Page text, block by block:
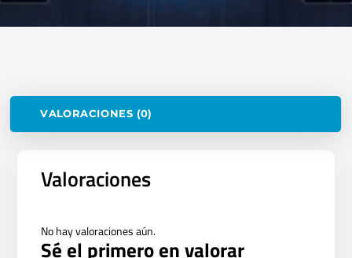
VALORACIONES (0)
Valoraciones
No hay valoraciones aún.
Sé el primero en valorar